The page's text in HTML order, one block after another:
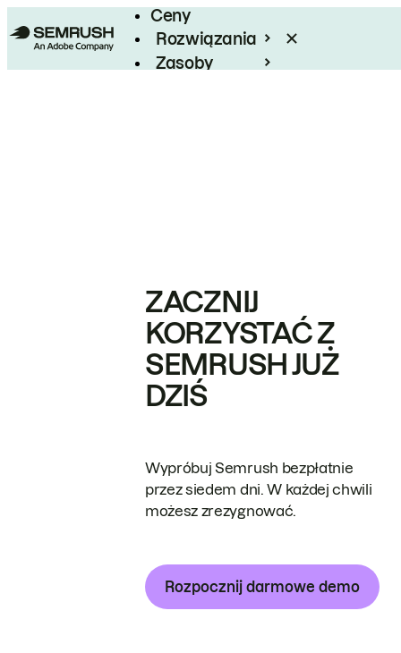
Ceny
Rozwiązania
Zasoby
ZACZNIJ
KORZYSTAĆ Z
SEMRUSH JUŻ
DZIŚ
Wypróbuj Semrush bezpłatnie
przez siedem dni. W każdej chwili
możesz zrezygnować.
Rozpocznij darmowe demo